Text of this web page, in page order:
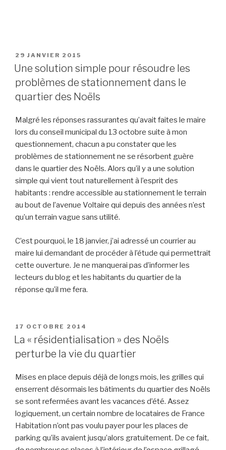
PUBLIÉ
LE
29 JANVIER 2015
Une solution simple pour résoudre les
problèmes de stationnement dans le
quartier des Noëls
Malgré les réponses rassurantes qu’avait faites le maire
lors du conseil municipal du 13 octobre suite à mon
questionnement, chacun a pu constater que les
problèmes de stationnement ne se résorbent guère
dans le quartier des Noëls. Alors qu’il y a une solution
simple qui vient tout naturellement à l’esprit des
habitants : rendre accessible au stationnement le terrain
au bout de l’avenue Voltaire qui depuis des années n’est
qu’un terrain vague sans utilité.
C’est pourquoi, le 18 janvier, j’ai adressé un courrier au
maire lui demandant de procéder à l’étude qui permettrait
cette ouverture. Je ne manquerai pas d’informer les
lecteurs du blog et les habitants du quartier de la
réponse qu’il me fera.
PUBLIÉ
LE
17 OCTOBRE 2014
La « résidentialisation » des Noëls
perturbe la vie du quartier
Mises en place depuis déjà de longs mois, les grilles qui
enserrent désormais les bâtiments du quartier des Noëls
se sont refermées avant les vacances d’été. Assez
logiquement, un certain nombre de locataires de France
Habitation n’ont pas voulu payer pour les places de
parking qu’ils avaient jusqu’alors gratuitement. De ce fait,